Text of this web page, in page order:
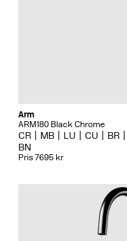
Arm
ARM180 Black Chrome
CR MB LU CU BR
BN
Pris 7695 kr